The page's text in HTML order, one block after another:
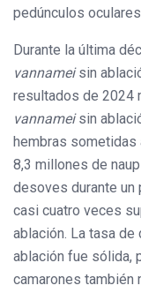
pedúnculos
Durante la última
vannameisin
resultados de 2024
vannameisin
hembras sometidas
8,3 millones de
desoves durante un
casi cuatro veces
ablación. La tasa
ablación fue sólida,
camarones también